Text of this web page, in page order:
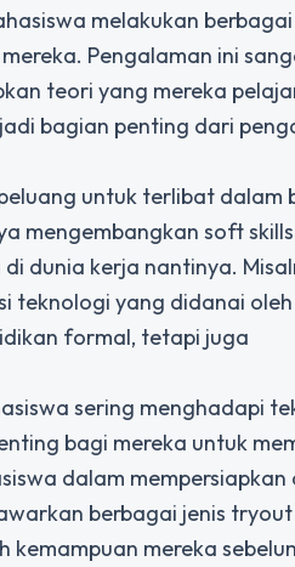
melakukan berbagai
Pengalaman ini
teori yang mereka
bagian penting dari
untuk terlibat dalam
mengembangkan soft
dunia kerja nantinya.
teknologi yang didanai oleh
formal, tetapi juga
sering menghadapi
bagi mereka untuk
dalam mempersiapkan
berbagai jenis
kemampuan mereka